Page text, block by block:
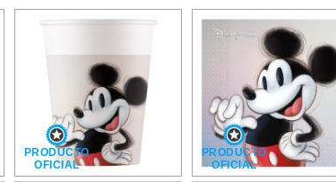
PRODUCTO
OFICIAL
PRODUCTO
OFICIAL